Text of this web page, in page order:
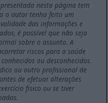
nesta página tem
o autor tenha feito um
das informações e
é possível que não seja
sobre o assunto. A
riscos para a saúde
ou desconhecidos.
ou outro profissional de
de efetuar alterações
físico ou se tiver